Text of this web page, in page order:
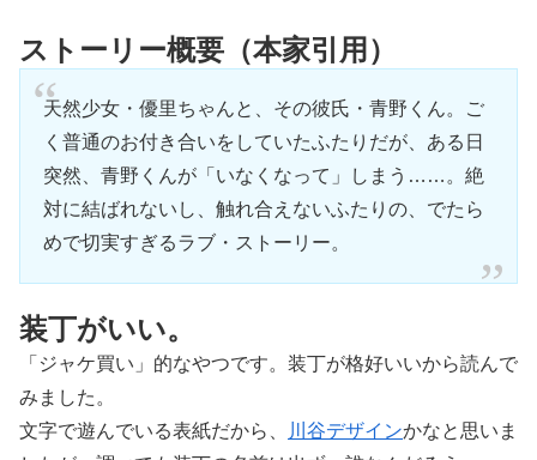
ストーリー概要（本家引用）
天然少女・優里ちゃんと、その彼氏・青野くん。ご
く普通のお付き合いをしていたふたりだが、ある日
突然、青野くんが「いなくなって」しまう……。絶
対に結ばれないし、触れ合えないふたりの、でたら
めで切実すぎるラブ・ストーリー。
装丁がいい。
「ジャケ買い」的なやつです。装丁が格好いいから読んで
みました。
文字で遊んでいる表紙だから、
川谷デザインかなと思いま